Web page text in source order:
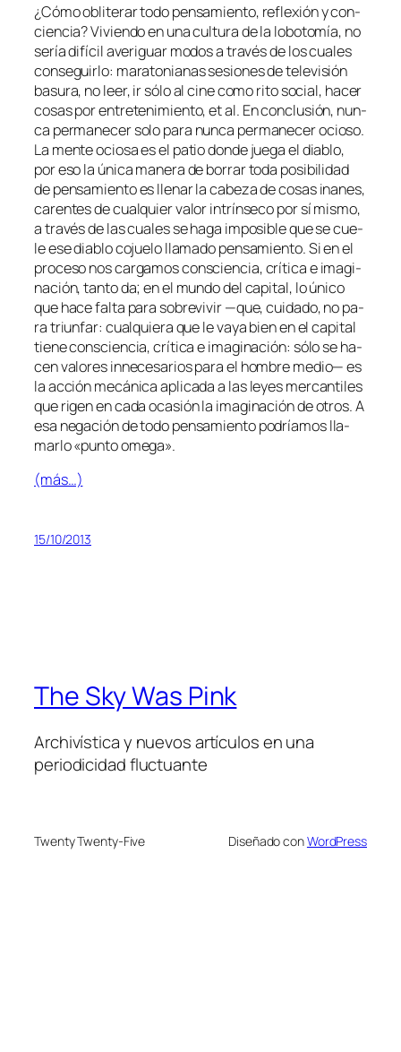
¿Cómo obli­te­rar to­do pen­sa­mien­to, re­fle­xión y con­
cien­cia? Viviendo en una cul­tu­ra de la lo­bo­to­mía, no
se­ría di­fí­cil ave­ri­guar mo­dos a tra­vés de los cua­les
con­se­guir­lo: ma­ra­to­nia­nas se­sio­nes de te­le­vi­sión
ba­su­ra, no leer, ir só­lo al ci­ne co­mo ri­to so­cial, ha­cer
co­sas por en­tre­te­ni­mien­to,et al. En con­clu­sión, nun­
ca per­ma­ne­cer so­lo pa­ra nun­ca per­ma­ne­cer ocio­so.
La men­te ocio­sa es el pa­tio don­de jue­ga el dia­blo,
por eso la úni­ca ma­ne­ra de bo­rrar to­da po­si­bi­li­dad
de pen­sa­mien­to es lle­nar la ca­be­za de co­sas inanes,
ca­ren­tes de cual­quier va­lor in­trín­se­co por sí mis­mo,
a tra­vés de las cua­les se ha­ga im­po­si­ble que se cue­
le ese dia­blo co­jue­lo lla­ma­do pen­sa­mien­to. Si en el
pro­ce­so nos car­ga­mos cons­cien­cia, crí­ti­ca e ima­gi­
na­ción, tan­to da; en el mun­do del ca­pi­tal, lo úni­co
que ha­ce fal­ta pa­ra so­bre­vi­vir —que, cui­da­do, no pa­
ra triun­far: cual­quie­ra que le va­ya bien en el ca­pi­tal
tie­ne cons­cien­cia, crí­ti­ca e ima­gi­na­ción: só­lo se ha­
cen va­lo­res in­ne­ce­sa­rios pa­ra el hom­bre me­dio— es
la ac­ción me­cá­ni­ca apli­ca­da a las le­yes mer­can­ti­les
que ri­gen en ca­da oca­sión la ima­gi­na­ción de otros. A
esa ne­ga­ción de to­do pen­sa­mien­to po­dría­mos lla­
mar­lo «pun­to omega».
(más…)
15/10/2013
The Sky Was Pink
Archivística y nuevos artículos en una
periodicidad fluctuante
Twenty Twenty-Five Diseñado conWordPress